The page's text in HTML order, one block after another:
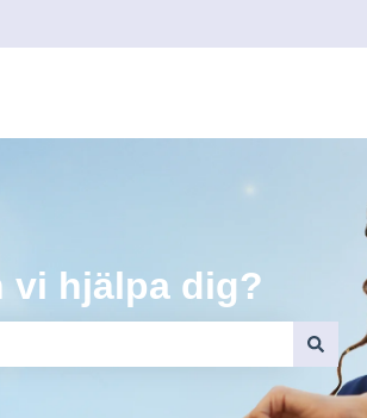
för översättningar
vi hjälpa dig?